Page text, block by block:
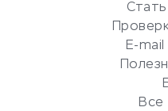
Сервисы по поиску
Сетевой маркетинг
УСЛУГИ ДЛЯ
E-
Все